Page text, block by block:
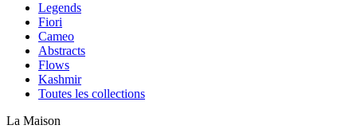
Legends
Fiori
Cameo
Abstracts
Flows
Kashmir
Toutes les collections
La Maison